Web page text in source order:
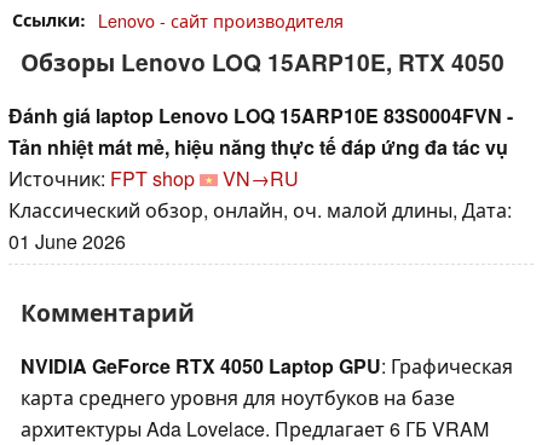
Ссылки Lenovo - сайт производителя
Обзоры Lenovo LOQ 15ARP10E, RTX 4050
Đánh giá laptop Lenovo LOQ 15ARP10E 83S0004FVN -
Tản nhiệt mát mẻ, hiệu năng thực tế đáp ứng đa tác vụ
Источник: FPT shop
VN→RU
Классический обзор, онлайн, оч. малой длины, Дата:
01 June 2026
Комментарий
NVIDIA GeForce RTX 4050 Laptop GPU: Графическая
карта среднего уровня для ноутбуков на базе
архитектуры Ada Lovelace. Предлагает 6 ГБ VRAM